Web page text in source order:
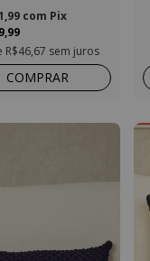
com Pix
R$46,67 sem juros
COMPRAR